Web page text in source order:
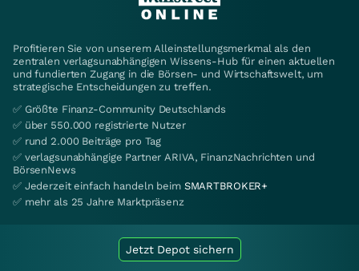
Profitieren Sie von unserem Alleinstellungsmerkmal als den
zentralen verlagsunabhängigen Wissens-Hub für einen aktuellen
und fundierten Zugang in die Börsen- und Wirtschaftswelt, um
strategische Entscheidungen zu treffen.
✅ Größte Finanz-Community Deutschlands
✅ über 550.000 registrierte Nutzer
✅ rund 2.000 Beiträge pro Tag
✅ verlagsunabhängige Partner ARIVA, FinanzNachrichten und
BörsenNews
✅ Jederzeit einfach handeln beim SMARTBROKER+
✅ mehr als 25 Jahre Marktpräsenz
Jetzt Depot sichern